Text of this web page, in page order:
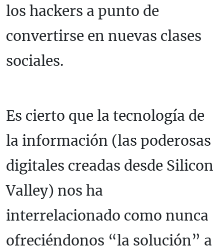
los hackers a punto de
convertirse en nuevas clases
sociales.
Es cierto que la tecnología de
la información (las poderosas
digitales creadas desde Silicon
Valley) nos ha
interrelacionado como nunca
ofreciéndonos “la solución” a